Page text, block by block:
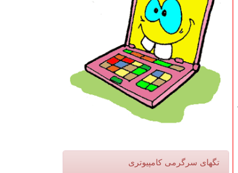
تگهای سرگرمی كامپیوتری